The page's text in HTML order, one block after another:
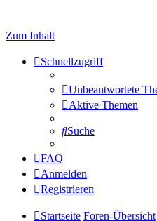
Zum Inhalt
Schnellzugriff
Unbeantwortete
Aktive Themen
Suche
FAQ
Anmelden
Registrieren
Startseite Foren-Übersicht